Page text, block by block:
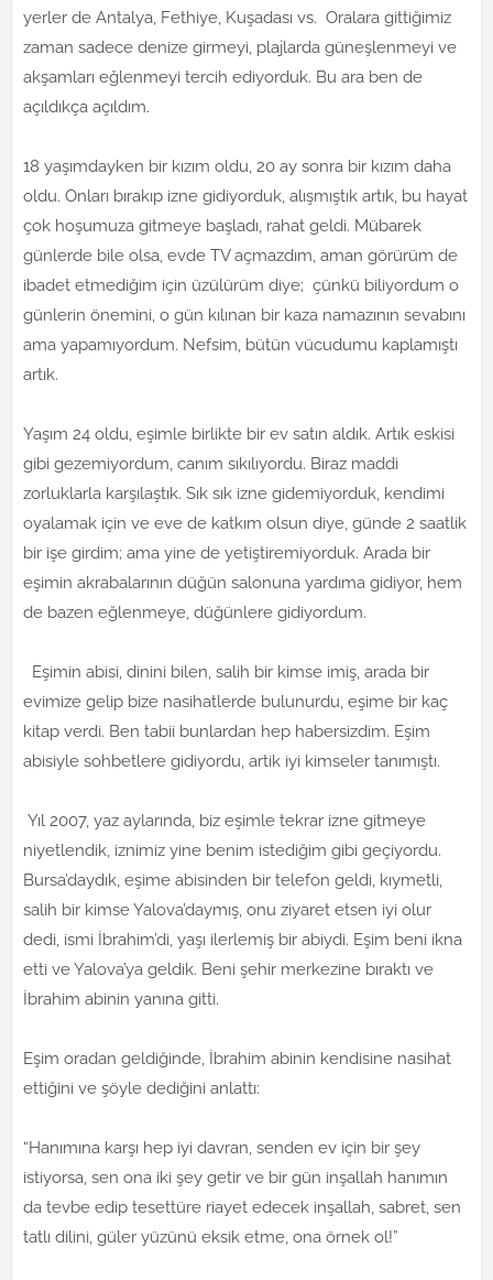
yerler de Antalya, Fethiye, Kuşadası vs. Oralara gittiğimiz
zaman sadece denize girmeyi, plajlarda güneşlenmeyi ve
akşamları eğlenmeyi tercih ediyorduk. Bu ara ben de
açıldıkça açıldım.
18 yaşımdayken bir kızım oldu, 20 ay sonra bir kızım daha
oldu. Onları bırakıp izne gidiyorduk, alışmıştık artık, bu hayat
çok hoşumuza gitmeye başladı, rahat geldi. Mübarek
günlerde bile olsa, evde TV açmazdım, aman görürüm de
ibadet etmediğim için üzülürüm diye; çünkü biliyordum o
günlerin önemini, o gün kılınan bir kaza namazının sevabını
ama yapamıyordum. Nefsim, bütün vücudumu kaplamıştı
artık.
Yaşım 24 oldu, eşimle birlikte bir ev satın aldık. Artık eskisi
gibi gezemiyordum, canım sıkılıyordu. Biraz maddi
zorluklarla karşılaştık. Sık sık izne gidemiyorduk, kendimi
oyalamak için ve eve de katkım olsun diye, günde 2 saatlik
bir işe girdim; ama yine de yetiştiremiyorduk. Arada bir
eşimin akrabalarının düğün salonuna yardıma gidiyor, hem
de bazen eğlenmeye, düğünlere gidiyordum.
Eşimin abisi, dinini bilen, salih bir kimse imiş, arada bir
evimize gelip bize nasihatlerde bulunurdu, eşime bir kaç
kitap verdi. Ben tabii bunlardan hep habersizdim. Eşim
abisiyle sohbetlere gidiyordu, artik iyi kimseler tanımıştı.
Yıl 2007, yaz aylarında, biz eşimle tekrar izne gitmeye
niyetlendik, iznimiz yine benim istediğim gibi geçiyordu.
Bursa’daydık, eşime abisinden bir telefon geldi, kıymetli,
salih bir kimse Yalova’daymış, onu ziyaret etsen iyi olur
dedi, ismi İbrahim’di, yaşı ilerlemiş bir abiydi. Eşim beni ikna
etti ve Yalova’ya geldik. Beni şehir merkezine bıraktı ve
İbrahim abinin yanına gitti.
Eşim oradan geldiğinde, İbrahim abinin kendisine nasihat
ettiğini ve şöyle dediğini anlattı:
“Hanımına karşı hep iyi davran, senden ev için bir şey
istiyorsa, sen ona iki şey getir ve bir gün inşallah hanımın
da tevbe edip tesettüre riayet edecek inşallah, sabret, sen
tatlı dilini, güler yüzünü eksik etme, ona örnek ol!”